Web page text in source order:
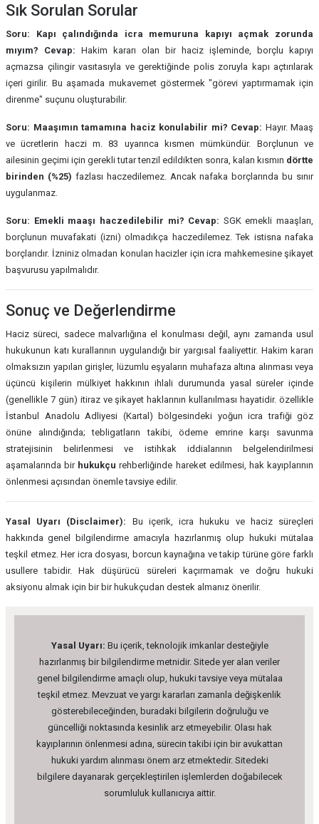
Sık Sorulan Sorular
Soru: Kapı çalındığında icra memuruna kapıyı açmak zorunda
mıyım?
Cevap: Hakim kararı olan bir haciz işleminde, borçlu kapıyı
açmazsa çilingir vasıtasıyla ve gerektiğinde polis zoruyla kapı açtırılarak
içeri girilir. Bu aşamada mukavemet göstermek "görevi yaptırmamak için
direnme" suçunu oluşturabilir.
Soru: Maaşımın tamamına haciz konulabilir mi? Cevap: Hayır. Maaş
ve ücretlerin haczi m. 83 uyarınca kısmen mümkündür. Borçlunun ve
ailesinin geçimi için gerekli tutar tenzil edildikten sonra, kalan kısmın dörtte
birinden (%25) fazlası haczedilemez. Ancak nafaka borçlarında bu sınır
uygulanmaz.
Soru: Emekli maaşı haczedilebilir mi? Cevap: SGK emekli maaşları,
borçlunun muvafakati (izni) olmadıkça haczedilemez. Tek istisna nafaka
borçlarıdır. İzniniz olmadan konulan hacizler için icra mahkemesine şikayet
başvurusu yapılmalıdır.
Sonuç ve Değerlendirme
Haciz süreci, sadece malvarlığına el konulması değil, aynı zamanda usul
hukukunun katı kurallarının uygulandığı bir yargısal faaliyettir. Hakim kararı
olmaksızın yapılan girişler, lüzumlu eşyaların muhafaza altına alınması veya
üçüncü kişilerin mülkiyet hakkının ihlali durumunda yasal süreler içinde
(genellikle 7 gün) itiraz ve şikayet haklarının kullanılması hayatidir. özellikle
İstanbul Anadolu Adliyesi (Kartal) bölgesindeki yoğun icra trafiği göz
önüne alındığında; tebligatların takibi, ödeme emrine karşı savunma
stratejisinin belirlenmesi ve istihkak iddialarının belgelendirilmesi
aşamalarında bir hukukçu rehberliğinde hareket edilmesi, hak kayıplarının
önlenmesi açısından önemle tavsiye edilir.
Yasal Uyarı (Disclaimer): Bu içerik, icra hukuku ve haciz süreçleri
hakkında genel bilgilendirme amacıyla hazırlanmış olup hukuki mütalaa
teşkil etmez. Her icra dosyası, borcun kaynağına ve takip türüne göre farklı
usullere tabidir. Hak düşürücü süreleri kaçırmamak ve doğru hukuki
aksiyonu almak için bir bir hukukçudan destek almanız önerilir.
Yasal Uyarı: Bu içerik, teknolojik imkanlar desteğiyle
hazırlanmış bir bilgilendirme metnidir. Sitede yer alan veriler
genel bilgilendirme amaçlı olup, hukuki tavsiye veya mütalaa
teşkil etmez. Mevzuat ve yargı kararları zamanla değişkenlik
gösterebileceğinden, buradaki bilgilerin doğruluğu ve
güncelliği noktasında kesinlik arz etmeyebilir. Olası hak
kayıplarının önlenmesi adına, sürecin takibi için bir avukattan
hukuki yardım alınması önem arz etmektedir. Sitedeki
bilgilere dayanarak gerçekleştirilen işlemlerden doğabilecek
sorumluluk kullanıcıya aittir.